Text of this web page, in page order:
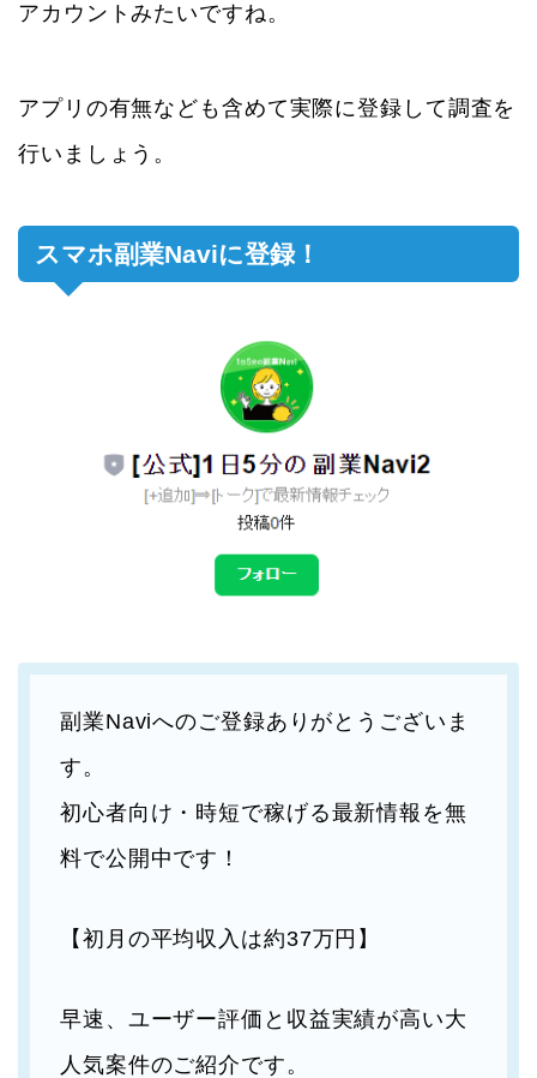
アカウントみたいですね。
アプリの有無なども含めて実際に登録して調査を
行いましょう。
スマホ副業Naviに登録！
副業Naviへのご登録ありがとうございま
す。
初心者向け・時短で稼げる最新情報を無
料で公開中です！
【初月の平均収入は約37万円】
早速、ユーザー評価と収益実績が高い大
人気案件のご紹介です。